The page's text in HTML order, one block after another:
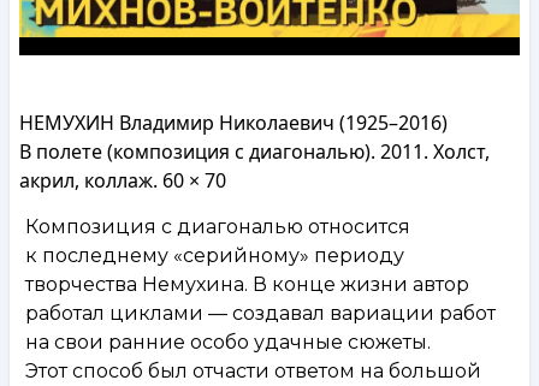
НЕМУХИН Владимир Николаевич (1925–2016)
В полете (композиция с диагональю). 2011. Холст,
акрил, коллаж. 60 × 70
Композиция с диагональю относится
к последнему «серийному» периоду
творчества Немухина. В конце жизни автор
работал циклами — создавал вариации работ
на свои ранние особо удачные сюжеты.
Этот способ был отчасти ответом на большой